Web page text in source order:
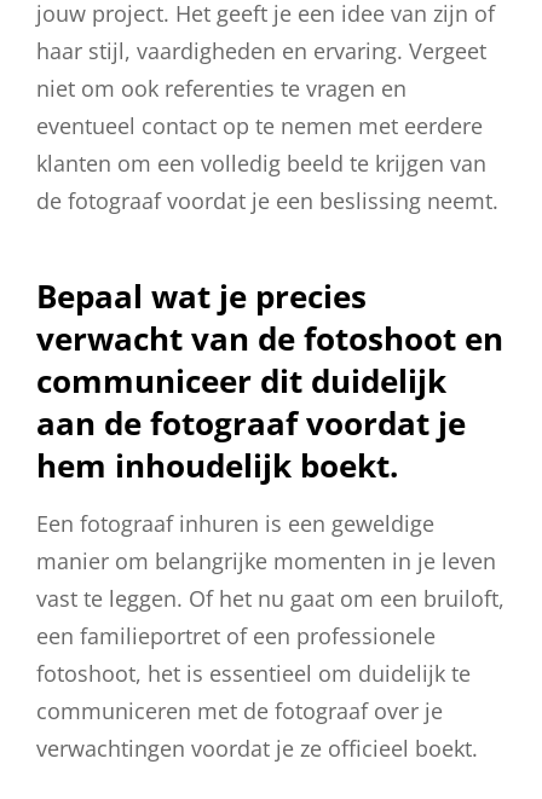
jouw project. Het geeft je een idee van zijn of
haar stijl, vaardigheden en ervaring. Vergeet
niet om ook referenties te vragen en
eventueel contact op te nemen met eerdere
klanten om een volledig beeld te krijgen van
de fotograaf voordat je een beslissing neemt.
Bepaal wat je precies
verwacht van de fotoshoot en
communiceer dit duidelijk
aan de fotograaf voordat je
hem inhoudelijk boekt.
Een fotograaf inhuren is een geweldige
manier om belangrijke momenten in je leven
vast te leggen. Of het nu gaat om een bruiloft,
een familieportret of een professionele
fotoshoot, het is essentieel om duidelijk te
communiceren met de fotograaf over je
verwachtingen voordat je ze officieel boekt.